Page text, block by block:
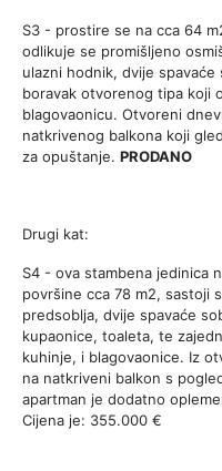
S3 - prostire se na cca 64
odlikuje se promišljeno
ulazni hodnik, dvije
boravak otvorenog tipa koji
blagovaonicu. Otvoreni
natkrivenog balkona koji
za opuštanje. PRODANO
Drugi kat:
S4 - ova stambena jedinica
površine cca 78 m2, sastoji
predsoblja, dvije spavaće
kupaonice, toaleta, te
kuhinje, i blagovaonice. Iz
na natkriveni balkon s
apartman je dodatno
Cijena je: 355.000 €